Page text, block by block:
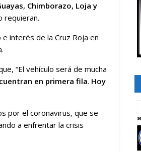
Chimborazo, Loja y
requieran.
interés de la Cruz Roja en
“El vehículo será de mucha
en primera fila. Hoy
por el coronavirus, que se
a enfrentar la crisis